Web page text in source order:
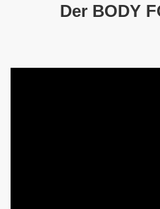
Der BODY